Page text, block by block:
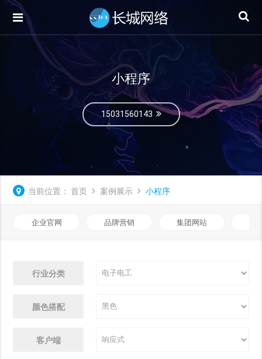
小程序
15031560143
当前位置： 首页 案例展示 小程序
企业官网 品牌营销 集团网站
行业分类
颜色搭配
客户端